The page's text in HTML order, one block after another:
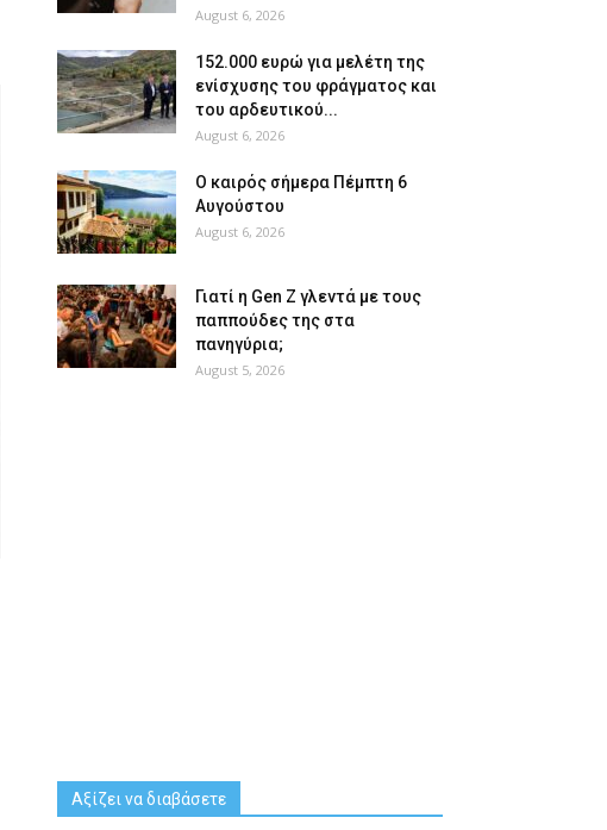
August 6, 2026
152.000 ευρώ για μελέτη της
ενίσχυσης του φράγματος και
του αρδευτικού...
August 6, 2026
Ο καιρός σήμερα Πέμπτη 6
Αυγούστου
August 6, 2026
Γιατί η Gen Z γλεντά με τους
παππούδες της στα
πανηγύρια;
August 5, 2026
Αξίζει να διαβάσετε